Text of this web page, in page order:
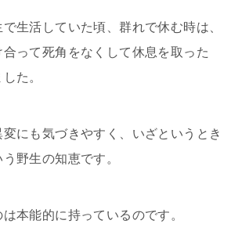
生活していた頃、群れで休む時は、
って死角をなくして休息を取った
た。
にも気づきやすく、いざというとき
野生の知恵です。
本能的に持っているのです。